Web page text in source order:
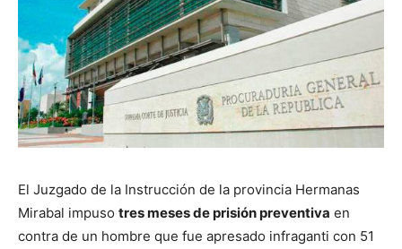
El Juzgado de la Instrucción de la provincia Hermanas
Mirabal impuso tres meses de prisión preventiva en
contra de un hombre que fue apresado infraganti con 51